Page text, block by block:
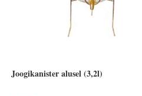
Joogikanister alusel (3,2l)